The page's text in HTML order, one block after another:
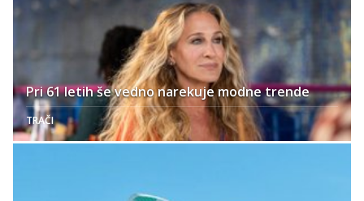
Pri 61 letih še vedno narekuje modne trende
TRAČI